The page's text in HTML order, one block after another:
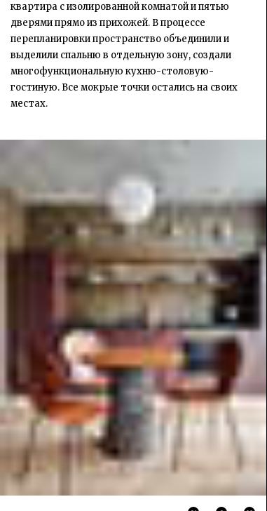
квартира с изолированной комнатой и пятью
дверями прямо из прихожей. В процессе
перепланировки пространство объединили и
выделили спальню в отдельную зону, создали
многофункциональную кухню-столовую-
гостиную. Все мокрые точки остались на своих
местах.